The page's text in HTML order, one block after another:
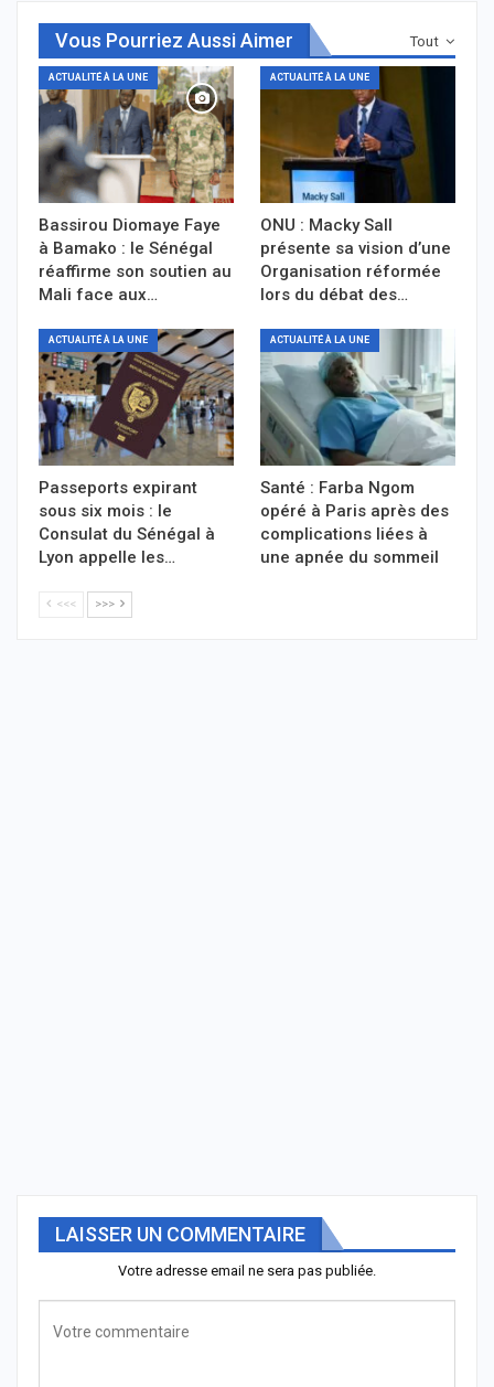
Tout
Vous Pourriez Aussi Aimer
ACTUALITÉ À LA UNE
Bassirou Diomaye Faye
à Bamako : le Sénégal
réaffirme son soutien au
Mali face aux…
ACTUALITÉ À LA UNE
ONU : Macky Sall
présente sa vision d’une
Organisation réformée
lors du débat des…
ACTUALITÉ À LA UNE
Passeports expirant
sous six mois : le
Consulat du Sénégal à
Lyon appelle les…
ACTUALITÉ À LA UNE
Santé : Farba Ngom
opéré à Paris après des
complications liées à
une apnée du sommeil
<<< >>>
LAISSER UN COMMENTAIRE
Votre adresse email ne sera pas publiée.